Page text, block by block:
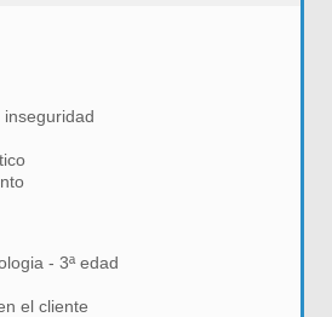
- 3ª edad
el cliente